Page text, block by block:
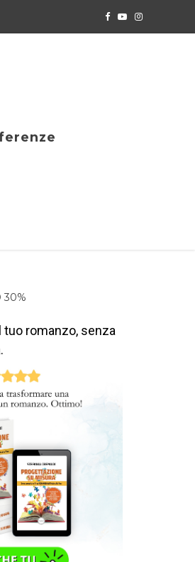
30%
tuo romanzo, senza